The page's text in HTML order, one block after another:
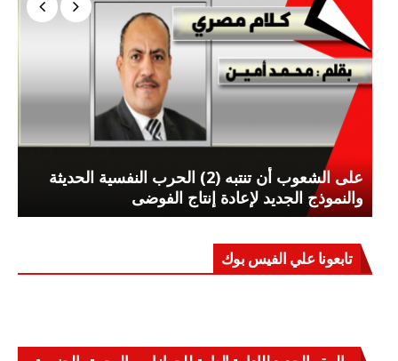
على الشعوب أن تنتبه (2) الحرب النفسية الحديثة
والنموذج الجديد لإعادة إنتاج الفوضى
تابعونا علي الفيس بوك